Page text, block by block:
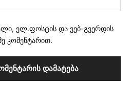
ელ.ფოსტის და ვებ-გვერდის
კომენტარით.